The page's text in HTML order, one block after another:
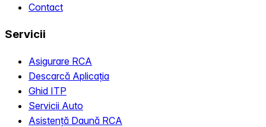
Contact
Servicii
Asigurare RCA
Descarcă Aplicația
Ghid ITP
Servicii Auto
Asistență Daună RCA